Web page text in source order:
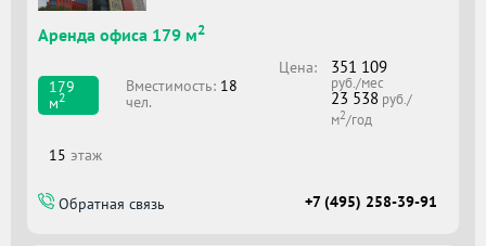
Аренда офиса 179 м2
179
м2
Вместимоcть: 18
чел.
Цена: 351 109
руб./мес
23 538 руб./
м2/год
15 этаж
Обратная связь +7 (495) 258-39-91